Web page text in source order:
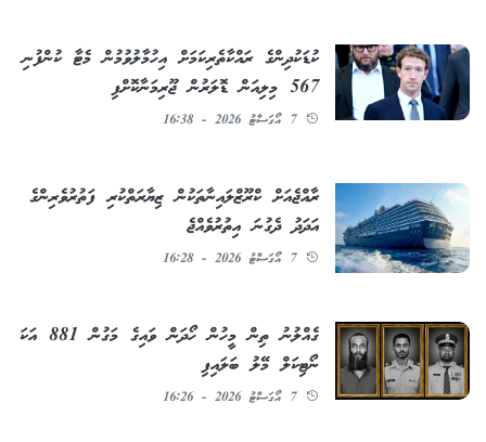
ކުޑަކުދިންގެ ރައްކާތެރިކަމަށް އިހުމާލުވުމުން މެޓާ ކުންފުނި
567 މިލިއަން ޑޮލަރުން ޖޫރިމަނާކޮށްފި
7 އޯގަސްޓު 2026 - 16:38
ރާއްޖެއަށް ކްރޫޒްލައިނާތަކުން ޒިޔާރަތްކުރި ފަތުރުވެރިންގެ
އަދަދު ދެގުނަ އިތުރުވެއްޖެ
7 އޯގަސްޓު 2026 - 16:28
ގެއްލުނު ތިން މީހުން ހޯދަން ވައިގެ މަގުން 881 އަކަ
ނޯޓިކަލް މޭލު ބަލައިފި
7 އޯގަސްޓު 2026 - 16:26